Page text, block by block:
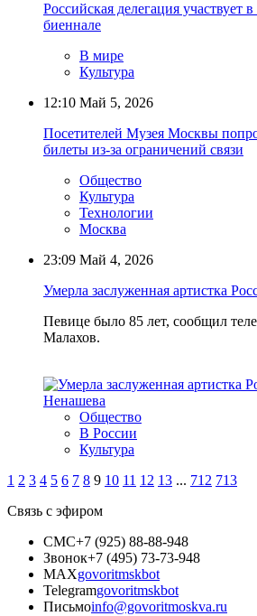
Российская делегация участвует
биеннале
В мире
Культура
12:10 Май 5, 2026
Посетителей Музея Москвы
билеты из-за ограничений связи
Общество
Культура
Технологии
Москва
23:09 Май 4, 2026
Умерла заслуженная артистка
Певице было 85 лет, сообщил
Малахов.
Общество
В России
Культура
1 2 3 4 5 6 7 8 9 10 11 12 13 ... 712 713
Связь с эфиром
СМС+7 (925) 88-88-948
Звонок+7 (495) 73-73-948
MAXgovoritmskbot
Telegramgovoritmskbot
Письмоinfo@govoritmoskva.ru